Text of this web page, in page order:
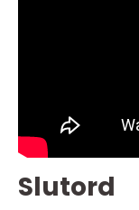
Slutord